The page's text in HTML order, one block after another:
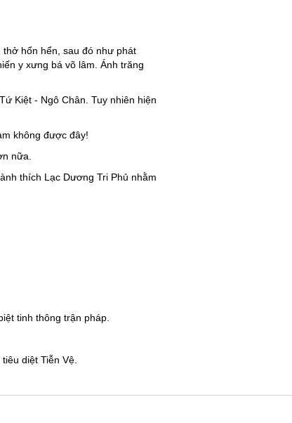
thở hổn hển, sau đó như phát
y xưng bá võ lâm. Ánh trăng
Kiệt - Ngô Chân. Tuy nhiên hiện
không được đây!
nữa.
thích Lạc Dương Tri Phủ nhằm
tinh thông trận pháp.
diệt Tiễn Vệ.